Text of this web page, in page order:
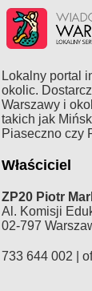
Lokalny portal
okolic.
Warszawy i
takich jak
Piaseczno czy
Właściciel
ZP20 Piotr
Al. Komisji
02-797
733 644 002 |